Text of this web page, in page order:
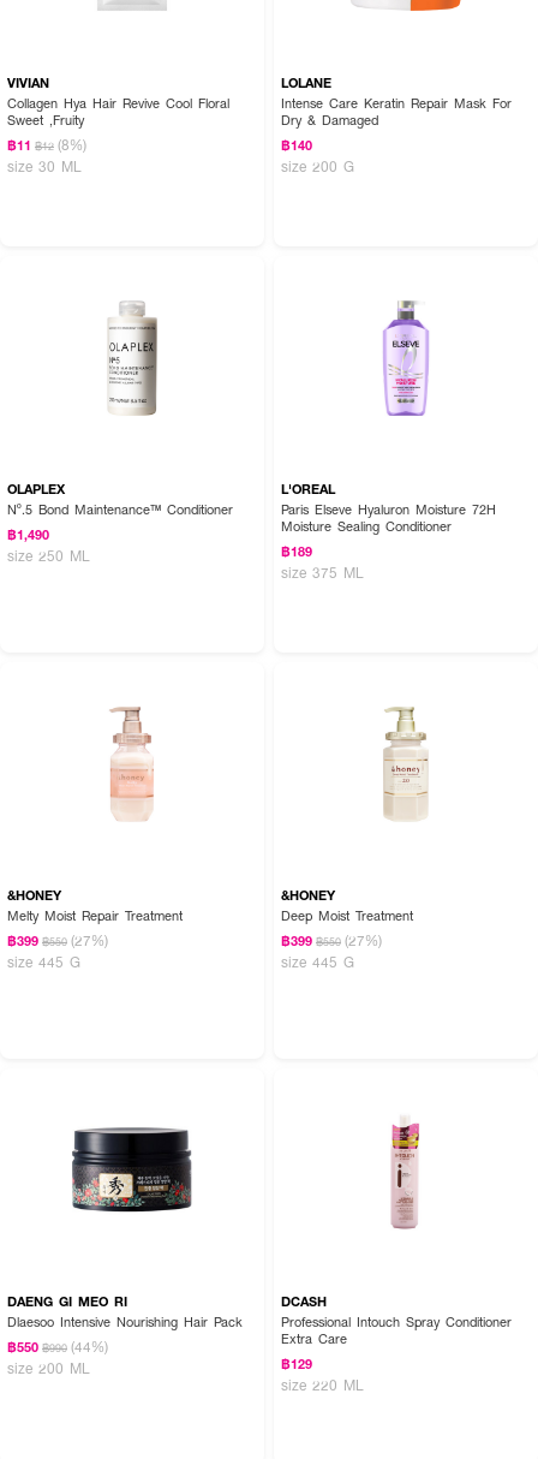
VIVIAN
Collagen Hya Hair Revive Cool Floral
Sweet ,Fruity
฿11 ฿12 (8%)
size 30 ML
LOLANE
Intense Care Keratin Repair Mask For
Dry & Damaged
฿140
size 200 G
OLAPLEX
Nº.5 Bond Maintenance™ Conditioner
฿1,490
size 250 ML
L'OREAL
Paris Elseve Hyaluron Moisture 72H
Moisture Sealing Conditioner
฿189
size 375 ML
&HONEY
Melty Moist Repair Treatment
฿399 ฿550 (27%)
size 445 G
&HONEY
Deep Moist Treatment
฿399 ฿550 (27%)
size 445 G
DAENG GI MEO RI
Dlaesoo Intensive Nourishing Hair Pack
฿550 ฿990 (44%)
size 200 ML
DCASH
Professional Intouch Spray Conditioner
Extra Care
฿129
size 220 ML